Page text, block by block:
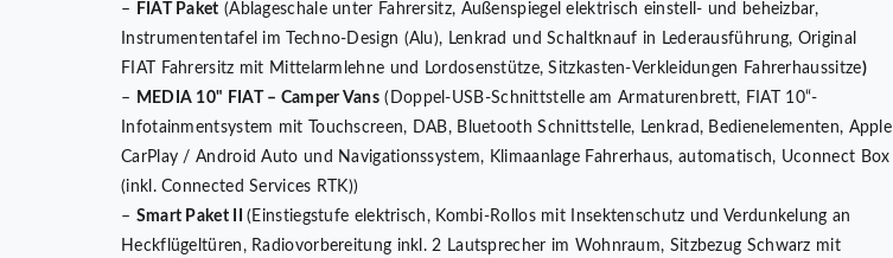
–
FIAT Paket (Ablageschale unter Fahrersitz, Außenspiegel elektrisch einstell- und beheizbar,
Instrumententafel im Techno-Design (Alu), Lenkrad und Schaltknauf in Lederausführung, Original
FIAT Fahrersitz mit Mittelarmlehne und Lordosenstütze, Sitzkasten-Verkleidungen Fahrerhaussitze)
– MEDIA 10" FIAT – Camper Vans (Doppel-USB-Schnittstelle am Armaturenbrett, FIAT 10“-
Infotainmentsystem mit Touchscreen, DAB, Bluetooth Schnittstelle, Lenkrad, Bedienelementen, Apple
CarPlay / Android Auto und Navigationssystem, Klimaanlage Fahrerhaus, automatisch, Uconnect Box
(inkl. Connected Services RTK))
– Smart Paket II(Einstiegstufe elektrisch, Kombi-Rollos mit Insektenschutz und Verdunkelung an
Heckflügeltüren, Radiovorbereitung inkl. 2 Lautsprecher im Wohnraum, Sitzbezug Schwarz mit